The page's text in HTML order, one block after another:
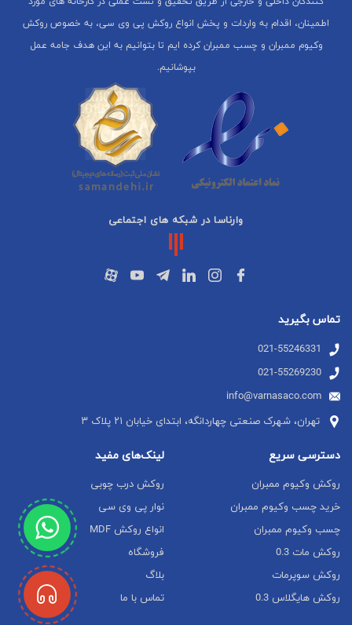
اطمینان، اقدام به واردات و پخش انواع روکش پی وی سی، به خصوص روکش
وکیوم ممبران و چسب ممبران کرده ایم تا بتوانیم به این هدف جامه عمل
بپوشانیم.
وارناسا در شبکه های اجتماعی
تماس بگیرید
021-55246331
021-55269230
info@varnasaco.com
تهران، شهرک صنعتی چهاردانگه، ابتدای خیابان ۲۱ پلاک ۳
دسترسی سریع
روکش وکیوم ممبران
خرید چسب وکیوم ممبران
چسب وکیوم ممبران
روکش مات 0.3
روکش سوپرمات
روکش هایگلاس 0.3
لینک‌های مفید
روکش درب چوبی
نوار پی وی سی
انواع روکش MDF
فروشگاه
بلاگ
تماس با ما